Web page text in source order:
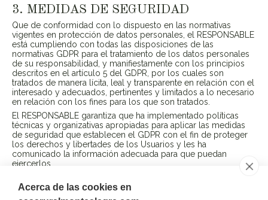
Acerca de las cookies en
3. MEDIDAS DE SEGURIDAD
Que de conformidad con lo dispuesto en las normativas
vigentes en protección de datos personales, el RESPONSABLE
está cumpliendo con todas las disposiciones de las
normativas GDPR para el tratamiento de los datos personales
de su responsabilidad, y manifiestamente con los principios
descritos en el artículo 5 del GDPR, por los cuales son
tratados de manera lícita, leal y transparente en relación con el
interesado y adecuados, pertinentes y limitados a lo necesario
en relación con los fines para los que son tratados.
El RESPONSABLE garantiza que ha implementado políticas
técnicas y organizativas apropiadas para aplicar las medidas
de seguridad que establecen el GDPR con el fin de proteger
los derechos y libertades de los Usuarios y les ha
comunicado la información adecuada para que puedan
ejercerlos.